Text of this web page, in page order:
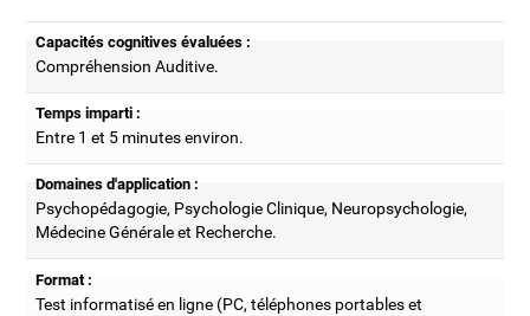
Capacités cognitives évaluées :
Compréhension Auditive.
Temps imparti :
Entre 1 et 5 minutes environ.
Domaines d'application :
Psychopédagogie, Psychologie Clinique, Neuropsychologie,
Médecine Générale et Recherche.
Format :
Test informatisé en ligne (PC, téléphones portables et